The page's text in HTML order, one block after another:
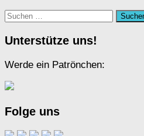
Suchen
Unterstütze uns!
Werde ein Patrönchen:
Folge uns